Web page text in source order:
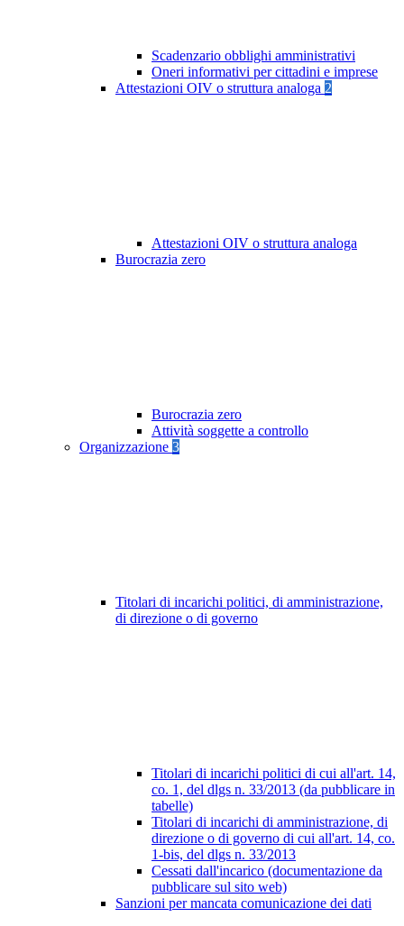
Scadenzario obblighi amministrativi
Oneri informativi per cittadini e imprese
Attestazioni OIV o struttura analoga 2
Attestazioni OIV o struttura analoga
Burocrazia zero
Burocrazia zero
Attività soggette a controllo
Organizzazione 3
Titolari di incarichi politici, di amministrazione,
di direzione o di governo
Titolari di incarichi politici di cui all'art. 14,
co. 1, del dlgs n. 33/2013 (da pubblicare in
tabelle)
Titolari di incarichi di amministrazione, di
direzione o di governo di cui all'art. 14, co.
1-bis, del dlgs n. 33/2013
Cessati dall'incarico (documentazione da
pubblicare sul sito web)
Sanzioni per mancata comunicazione dei dati